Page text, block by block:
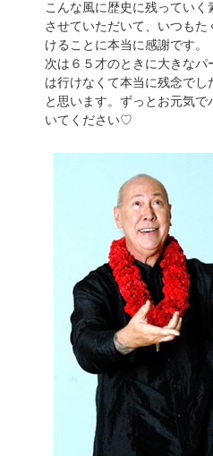
こんな風に歴史に残ってい
させていただいて、いつも
けることに本当に感謝です。
次は６５才のときに大きな
は行けなくて本当に残念で
と思います。ずっとお元気
いてください♡